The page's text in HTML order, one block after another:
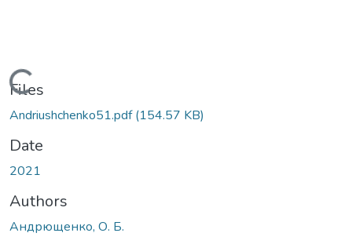
Loading...
Files
Andriushchenko51.pdf(154.57 KB)
Date
2021
Authors
Андрющенко, О. Б.